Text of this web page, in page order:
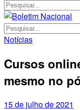
Notícias
Cursos
mesmo no
15 de julho de 2021